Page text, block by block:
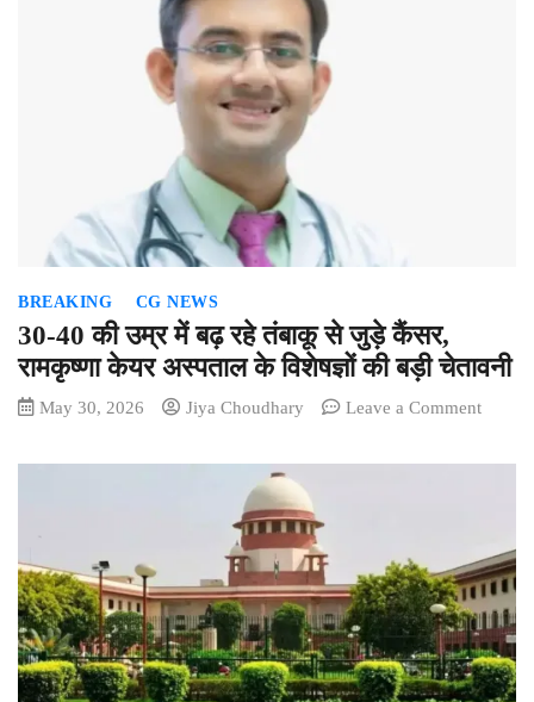
BREAKING CG NEWS
30-40 की उम्र में बढ़ रहे तंबाकू से जुड़े कैंसर,
रामकृष्णा केयर अस्पताल के विशेषज्ञों की बड़ी चेतावनी
May 30, 2026 Jiya Choudhary Leave a Commenton
बढ़
रहे
तंबाकू
से
जुड़े
कैंसर,